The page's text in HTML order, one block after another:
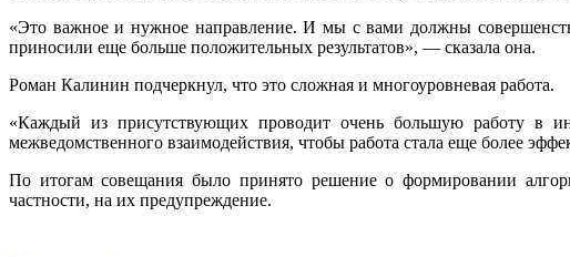
«Это важное и нужное направление. И мы с вами должны
приносили еще больше положительных результатов», — сказала она.
Роман Калинин подчеркнул, что это сложная и многоуровневая работа.
«Каждый из присутствующих проводит очень большую работу в
межведомственного взаимодействия, чтобы работа стала еще более
По итогам совещания было принято решение о формировании
частности, на их предупреждение.